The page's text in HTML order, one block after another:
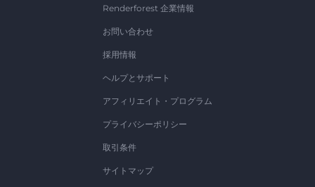
Renderforest 企業情報
お問い合わせ
採用情報
ヘルプとサポート
アフィリエイト・プログラム
プライバシーポリシー
取引条件
サイトマップ